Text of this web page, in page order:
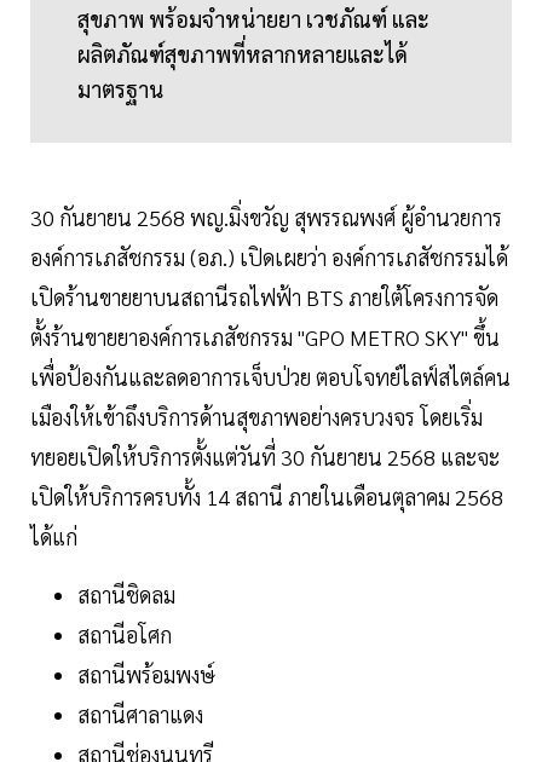
สุขภาพ พร้อมจำหน่ายยา เวชภัณฑ์ และ
ผลิตภัณฑ์สุขภาพที่หลากหลายและได้
มาตรฐาน
30 กันยายน 2568 พญ.มิ่งขวัญ สุพรรณพงศ์ ผู้อำนวยการ
องค์การเภสัชกรรม (อภ.) เปิดเผยว่า องค์การเภสัชกรรมได้
เปิดร้านขายยาบนสถานีรถไฟฟ้า BTS ภายใต้โครงการจัด
ตั้งร้านขายยาองค์การเภสัชกรรม "GPO METRO SKY" ขึ้น
เพื่อป้องกันและลดอาการเจ็บป่วย ตอบโจทย์ไลฟ์สไตล์คน
เมืองให้เข้าถึงบริการด้านสุขภาพอย่างครบวงจร โดยเริ่ม
ทยอยเปิดให้บริการตั้งแต่วันที่ 30 กันยายน 2568 และจะ
เปิดให้บริการครบทั้ง 14 สถานี ภายในเดือนตุลาคม 2568
ได้แก่
สถานีชิดลม
สถานีอโศก
สถานีพร้อมพงษ์
สถานีศาลาแดง
สถานีช่องนนทรี